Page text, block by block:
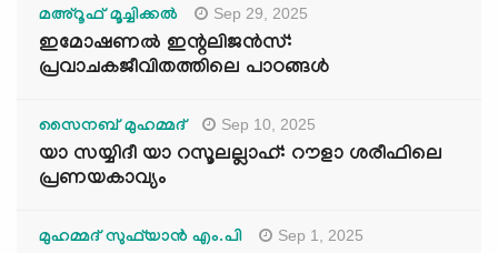
മഅ്റൂഫ് മൂച്ചിക്കല്‍ Sep 29, 2025
ഇമോഷണൽ ഇന്റലിജൻസ്:
പ്രവാചകജീവിതത്തിലെ പാഠങ്ങൾ
സൈനബ് മുഹമ്മദ് Sep 10, 2025
യാ സയ്യിദീ യാ റസൂലല്ലാഹ്: റൗളാ ശരീഫിലെ
പ്രണയകാവ്യം
മുഹമ്മദ് സുഫ്‌യാൻ എം.പി Sep 1, 2025